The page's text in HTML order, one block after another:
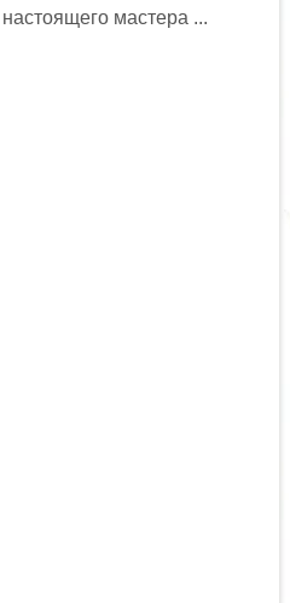
мастера ...